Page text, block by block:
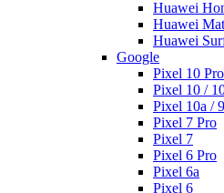
Huawei
Huawei
Huawei
Google
Pixel 10
Pixel 10 /
Pixel 10a /
Pixel 7 Pro
Pixel 7
Pixel 6 Pro
Pixel 6a
Pixel 6